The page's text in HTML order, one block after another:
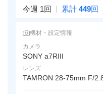
今週 1回 | 累計 449回
機材・設定情報
カメラ
SONY a7RIII
レンズ
TAMRON 28-75mm F/